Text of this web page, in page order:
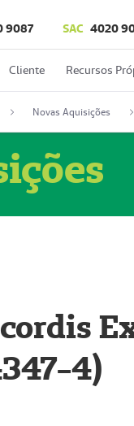
9087 SAC 4020
Cliente Recursos
Novas Aquisições
4)